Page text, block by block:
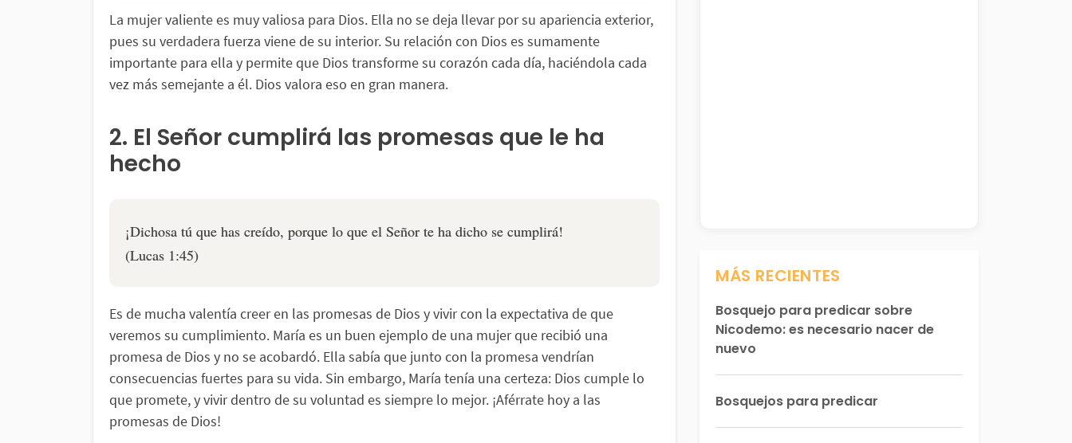
La mujer valiente es muy valiosa para Dios. Ella no se deja llevar por su apariencia exterior,
pues su verdadera fuerza viene de su interior. Su relación con Dios es sumamente
importante para ella y permite que Dios transforme su corazón cada día, haciéndola cada
vez más semejante a él. Dios valora eso en gran manera.
2. El Señor cumplirá las promesas que le ha
hecho
¡Dichosa tú que has creído, porque lo que el Señor te ha dicho se cumplirá!
(Lucas 1:45)
Es de mucha valentía creer en las promesas de Dios y vivir con la expectativa de que
veremos su cumplimiento. María es un buen ejemplo de una mujer que recibió una
promesa de Dios y no se acobardó. Ella sabía que junto con la promesa vendrían
consecuencias fuertes para su vida. Sin embargo, María tenía una certeza: Dios cumple lo
que promete, y vivir dentro de su voluntad es siempre lo mejor. ¡Aférrate hoy a las
promesas de Dios!
MÁS RECIENTES
Bosquejo para predicar sobre
Nicodemo: es necesario nacer de
nuevo
Bosquejos para predicar